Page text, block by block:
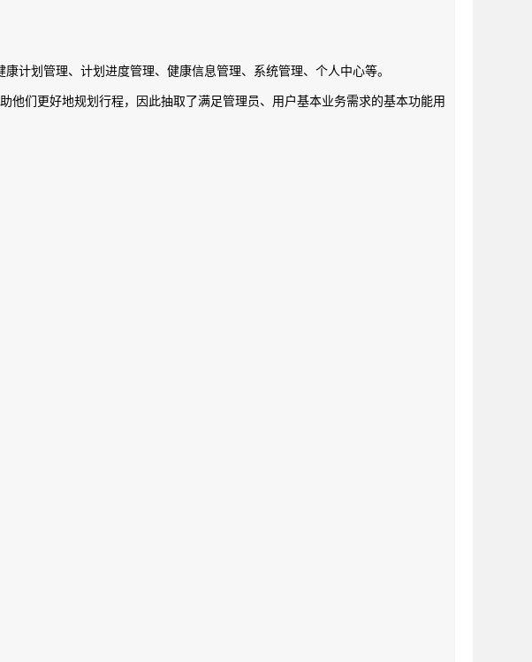
计划管理、计划进度管理、健康信息管理、系统管理、个人中心等。
们更好地规划行程，因此抽取了满足管理员、用户基本业务需求的基本功能用